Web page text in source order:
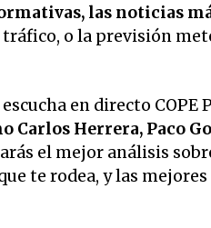
las noticias
o la previsión
escucha en directo COPE
Carlos Herrera, Paco
el mejor análisis
te rodea, y las